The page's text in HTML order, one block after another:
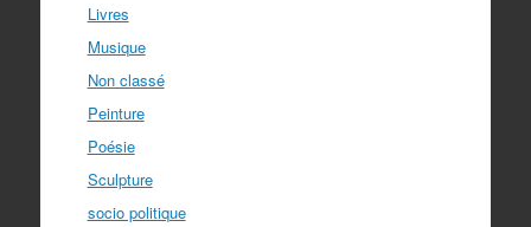
Livres
Musique
Non classé
Peinture
Poésie
Sculpture
socio politique